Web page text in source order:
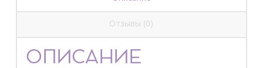
Отзывы (0)
ОПИСАНИЕ